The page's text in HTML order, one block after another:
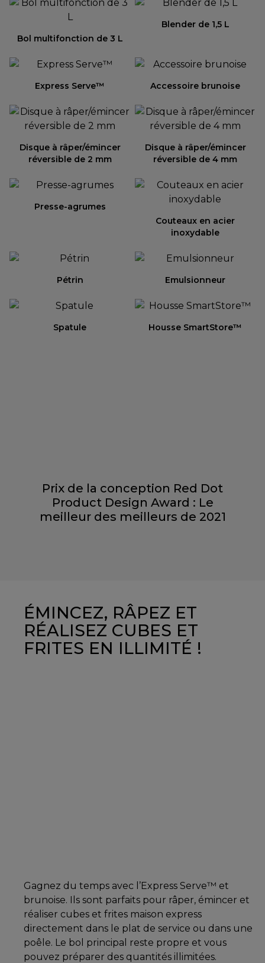
Bol multifonction de 3 L
Blender de 1,5 L
Express Serve™ Accessoire brunoise
Disque à râper/émincer
réversible de 2 mm
Disque à râper/émincer
réversible de 4 mm
Presse-agrumes
Couteaux en acier
inoxydable
Pétrin Emulsionneur
Spatule Housse SmartStore™
Prix de la conception Red Dot
Product Design Award : Le
meilleur des meilleurs de 2021
ÉMINCEZ, RÂPEZ ET
RÉALISEZ CUBES ET
FRITES EN ILLIMITÉ !
Gagnez du temps avec l’Express Serve™ et
brunoise. Ils sont parfaits pour râper, émincer et
réaliser cubes et frites maison express
directement dans le plat de service ou dans une
poêle. Le bol principal reste propre et vous
pouvez préparer des quantités illimitées.